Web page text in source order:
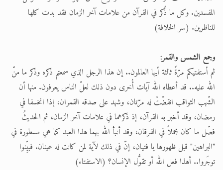
المفسدين. وكل ما ذُكر في القرآن من علامات آخر الزمان فقد بدت كلها
للناظرين. (سر الخلافة)
وجمع الشمس والقمر:
ثم أستفتيكم مرّةً ثالثة أيها العالمون.. إن هذا الرجل الذي سمعتم ذكره وذكر ما منّ
الله عليه.. قد أعطاه الله آيات أُخرى دون ذلك لعلّ الناس يعرفون. منها أن
الشّهب الثواقب انقضّتْ له مرّتان، وشهد على صدقه القمران، إذا انخسفا في
رمضان، وقد أخبر به القرآن، إذ ذكرهما في علامات آخر الزمان، ثم الحديثُ
فصّل ما كان مجملاً في الفرقان، وقد أنبأ الله بهما هذا العبد كما هي مسطورة في
"البراهين" قبل ظهورها يا فتيان، إنّ في ذلك لآية لمن كانت له عينان. فبيِّنوا
توجَروا.. أهذا فعل الله أو تقوُّل الإنسان؟ (الاستفتاء)